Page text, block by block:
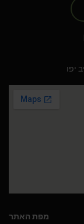
מפת האתר